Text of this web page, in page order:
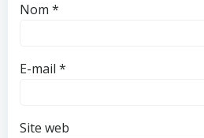
Nom *
E-mail *
Site web